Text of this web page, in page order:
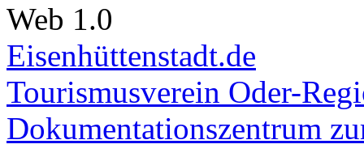
Web 1.0
Eisenhüttenstadt.de
Tourismusverein Oder-
Dokumentationszentrum